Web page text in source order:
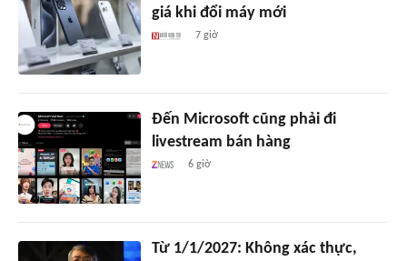
giá khi đổi máy mới
7 giờ
Đến Microsoft cũng phải đi
livestream bán hàng
6 giờ
Từ 1/1/2027: Không xác thực,